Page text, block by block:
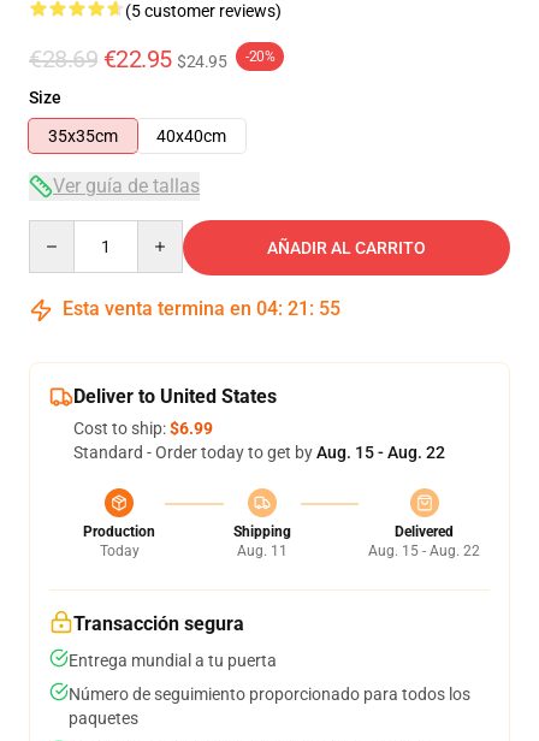
(5 customer reviews)
€28.69 €22.95 $24.95 -20%
Size
35x35cm
40x40cm
Ver guía de tallas
AÑADIR AL CARRITO
Esta venta termina en 04: 21 : 54
Deliver to United States
Cost to ship:$6.99
Standard - Order today to get byAug. 15 - Aug. 22
Production
Today
Shipping
Aug. 11
Delivered
Aug. 15 - Aug. 22
Transacción segura
Entrega mundial a tu puerta
Número de seguimiento proporcionado para todos los
paquetes